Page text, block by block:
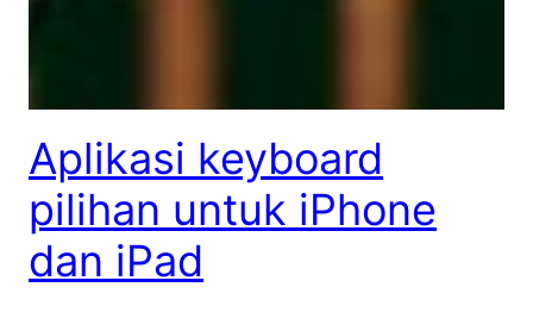
Aplikasi keyboard
pilihan untuk iPhone
dan iPad